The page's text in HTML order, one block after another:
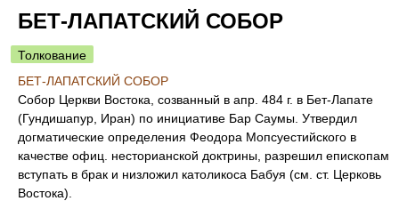
БЕТ-ЛАПАТСКИЙ СОБОР
Толкование
БЕТ-ЛАПАТСКИЙ СОБОР
Собор Церкви Востока, созванный в апр. 484 г. в Бет-Лапате
(Гундишапур, Иран) по инициативе Бар Саумы. Утвердил
догматические определения Феодора Мопсуестийского в
качестве офиц. несторианской доктрины, разрешил епископам
вступать в брак и низложил католикоса Бабуя (см. ст. Церковь
Востока).